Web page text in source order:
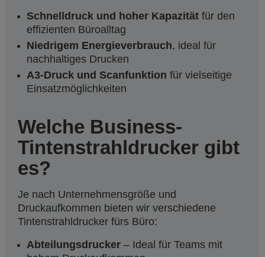
Schnelldruck und hoher Kapazität für den
effizienten Büroalltag
Niedrigem Energieverbrauch, ideal für
nachhaltiges Drucken
A3-Druck und Scanfunktion für vielseitige
Einsatzmöglichkeiten
Welche Business-
Tintenstrahldrucker gibt
es?
Je nach Unternehmensgröße und
Druckaufkommen bieten wir verschiedene
Tintenstrahldrucker fürs Büro:
Abteilungsdrucker – Ideal für Teams mit